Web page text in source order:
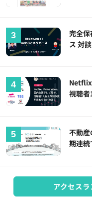
完全
ス 対
Netflix
視聴者
不動
期連続
アクセス